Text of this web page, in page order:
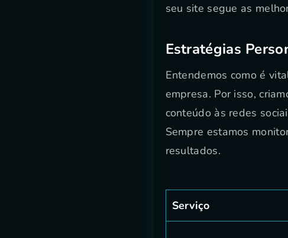
seu site segue as
Estratégias
Entendemos como é
empresa. Por isso,
conteúdo às redes
Sempre estamos
resultados.
Serviço